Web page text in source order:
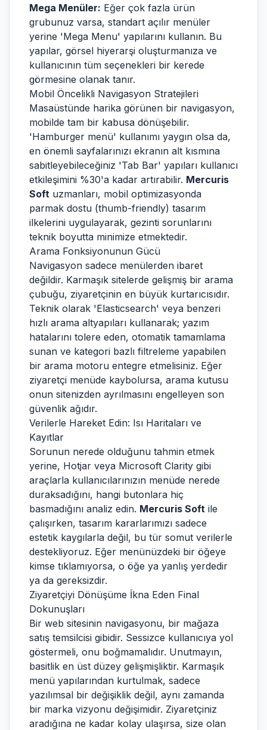
Mega Menüler: Eğer çok fazla ürün
grubunuz varsa, standart açılır menüler
yerine 'Mega Menu' yapılarını kullanın. Bu
yapılar, görsel hiyerarşi oluşturmanıza ve
kullanıcının tüm seçenekleri bir kerede
görmesine olanak tanır.
Mobil Öncelikli Navigasyon Stratejileri
Masaüstünde harika görünen bir navigasyon,
mobilde tam bir kabusa dönüşebilir.
'Hamburger menü' kullanımı yaygın olsa da,
en önemli sayfalarınızı ekranın alt kısmına
sabitleyebileceğiniz 'Tab Bar' yapıları kullanıcı
etkileşimini %30'a kadar artırabilir. Mercuris
Soft uzmanları, mobil optimizasyonda
parmak dostu (thumb-friendly) tasarım
ilkelerini uygulayarak, gezinti sorunlarını
teknik boyutta minimize etmektedir.
Arama Fonksiyonunun Gücü
Navigasyon sadece menülerden ibaret
değildir. Karmaşık sitelerde gelişmiş bir arama
çubuğu, ziyaretçinin en büyük kurtarıcısıdır.
Teknik olarak 'Elasticsearch' veya benzeri
hızlı arama altyapıları kullanarak; yazım
hatalarını tolere eden, otomatik tamamlama
sunan ve kategori bazlı filtreleme yapabilen
bir arama motoru entegre etmelisiniz. Eğer
ziyaretçi menüde kaybolursa, arama kutusu
onun sitenizden ayrılmasını engelleyen son
güvenlik ağıdır.
Verilerle Hareket Edin: Isı Haritaları ve
Kayıtlar
Sorunun nerede olduğunu tahmin etmek
yerine, Hotjar veya Microsoft Clarity gibi
araçlarla kullanıcılarınızın menüde nerede
duraksadığını, hangi butonlara hiç
basmadığını analiz edin. Mercuris Soft ile
çalışırken, tasarım kararlarımızı sadece
estetik kaygılarla değil, bu tür somut verilerle
destekliyoruz. Eğer menünüzdeki bir öğeye
kimse tıklamıyorsa, o öğe ya yanlış yerdedir
ya da gereksizdir.
Ziyaretçiyi Dönüşüme İkna Eden Final
Dokunuşları
Bir web sitesinin navigasyonu, bir mağaza
satış temsilcisi gibidir. Sessizce kullanıcıya yol
göstermeli, onu boğmamalıdır. Unutmayın,
basitlik en üst düzey gelişmişliktir. Karmaşık
menü yapılarından kurtulmak, sadece
yazılımsal bir değişiklik değil, aynı zamanda
bir marka vizyonu değişimidir. Ziyaretçiniz
aradığına ne kadar kolay ulaşırsa, size olan